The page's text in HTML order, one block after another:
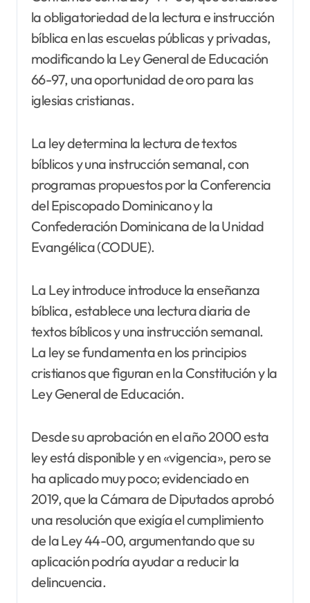
la obligatoriedad de la lectura e instrucción
bíblica en las escuelas públicas y privadas,
modificando la Ley General de Educación
66-97, una oportunidad de oro para las
iglesias cristianas.
La ley determina la lectura de textos
bíblicos y una instrucción semanal, con
programas propuestos por la Conferencia
del Episcopado Dominicano y la
Confederación Dominicana de la Unidad
Evangélica (CODUE).
La Ley introduce introduce la enseñanza
bíblica, establece una lectura diaria de
textos bíblicos y una instrucción semanal.
La ley se fundamenta en los principios
cristianos que figuran en la Constitución y la
Ley General de Educación.
Desde su aprobación en el año 2000 esta
ley está disponible y en «vigencia», pero se
ha aplicado muy poco; evidenciado en
2019, que la Cámara de Diputados aprobó
una resolución que exigía el cumplimiento
de la Ley 44-00, argumentando que su
aplicación podría ayudar a reducir la
delincuencia.